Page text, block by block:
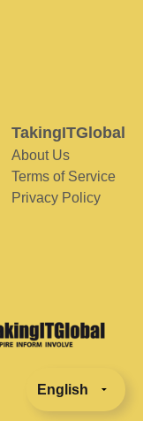
TakingITGlobal
About Us
Terms of Service
Privacy Policy